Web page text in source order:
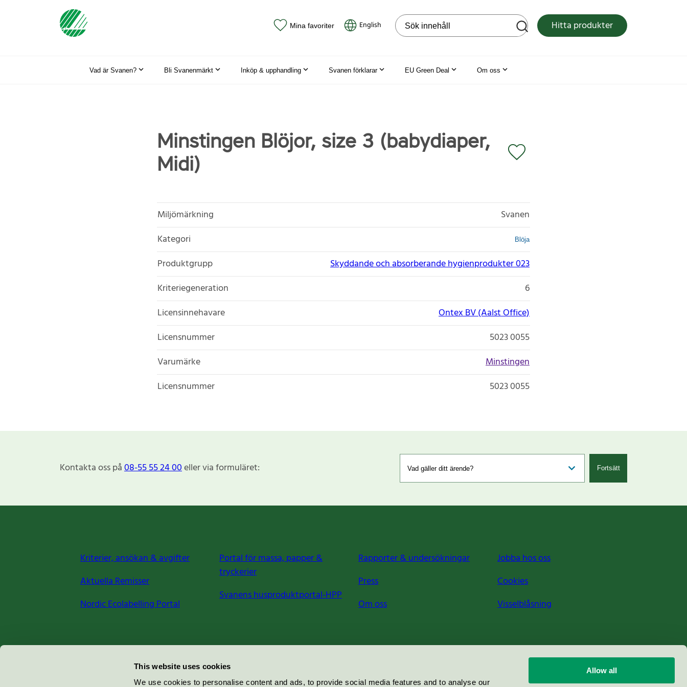
This website uses cookies
We use cookies to personalise content and ads, to provide social media features and to analyse our
Allow all
Mina favoriter English Sök på webbplatsen Hitta produkter
Vad är Svanen? Bli Svanenmärkt Inköp & upphandling Svanen förklarar EU Green Deal Om oss
Minstingen Blöjor, size 3 (babydiaper,
Midi)
Miljömärkning
Svanen
Kategori
Blöja
Produktgrupp
Skyddande och absorberande hygienprodukter 023
Kriteriegeneration
6
Licensinnehavare
Ontex BV (Aalst Office)
Licensnummer
5023 0055
Varumärke
Minstingen
Licensnummer
5023 0055
Kontakta oss på08-55 55 24 00eller via formuläret: Fortsätt
Kriterier, ansökan & avgifter
Aktuella Remisser
Nordic Ecolabelling Portal
Portal för massa, papper &
tryckerier
Svanens husproduktportal-HPP
Rapporter & undersökningar
Press
Om oss
Jobba hos oss
Cookies
Visselblåsning
Miljömärkning Sverige AB